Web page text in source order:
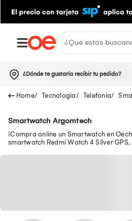
¿Dónde te gustaría recibir tu pedido?
Tecnologia Telefonia
Smartwatch Argomtech
¡Compra online un Smartwatch en
smartwatch Redmi Watch 4 Silver